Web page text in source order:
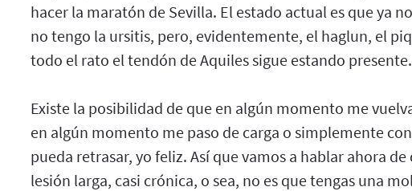
hacer la maratón de Sevilla. El estado actual es que ya
no tengo la ursitis, pero, evidentemente, el haglun, el
todo el rato el tendón de Aquiles sigue estando presente.
Existe la posibilidad de que en algún momento me
en algún momento me paso de carga o simplemente
pueda retrasar, yo feliz. Así que vamos a hablar ahora
lesión larga, casi crónica, o sea, no es que tengas una